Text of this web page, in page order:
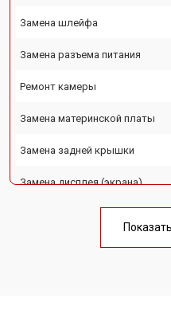
Замена шлейфа
Замена разъема питания
Ремонт камеры
Замена материнской платы
Замена задней крышки
Замена дисплея (экрана)
Замена кнопки включения